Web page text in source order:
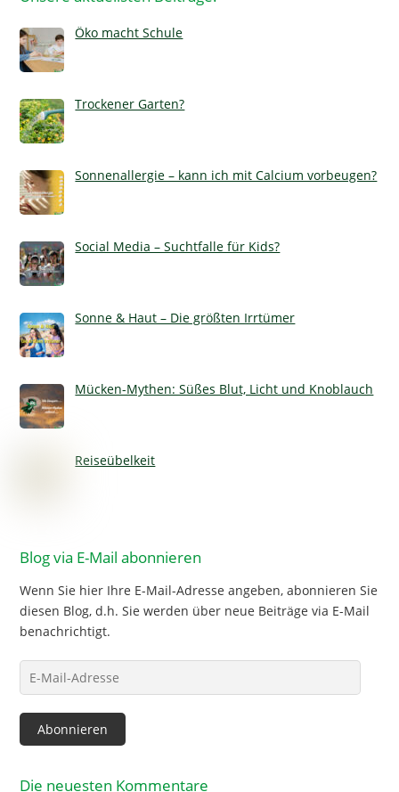
Öko macht Schule
Trockener Garten?
Sonnenallergie – kann ich mit Calcium vorbeugen?
Social Media – Suchtfalle für Kids?
Sonne & Haut – Die größten Irrtümer
Mücken-Mythen: Süßes Blut, Licht und Knoblauch
Reiseübelkeit
Blog via E-Mail abonnieren
Wenn Sie hier Ihre E-Mail-Adresse angeben, abonnieren Sie
diesen Blog, d.h. Sie werden über neue Beiträge via E-Mail
benachrichtigt.
Mail-
Adresse
Abonnieren
Die neuesten Kommentare